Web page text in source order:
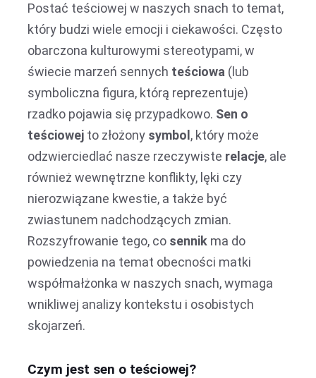
Postać teściowej w naszych snach to temat,
który budzi wiele emocji i ciekawości. Często
obarczona kulturowymi stereotypami, w
świecie marzeń sennych teściowa (lub
symboliczna figura, którą reprezentuje)
rzadko pojawia się przypadkowo. Sen o
teściowej to złożony symbol , który może
odzwierciedlać nasze rzeczywiste relacje, ale
również wewnętrzne konflikty, lęki czy
nierozwiązane kwestie, a także być
zwiastunem nadchodzących zmian.
Rozszyfrowanie tego, co sennik ma do
powiedzenia na temat obecności matki
współmałżonka w naszych snach, wymaga
wnikliwej analizy kontekstu i osobistych
skojarzeń.
Czym jest sen o teściowej?